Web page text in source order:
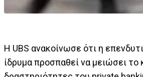
Η UBS ανακοίνωσε ότι η
ίδρυμα προσπαθεί να μειώσει το